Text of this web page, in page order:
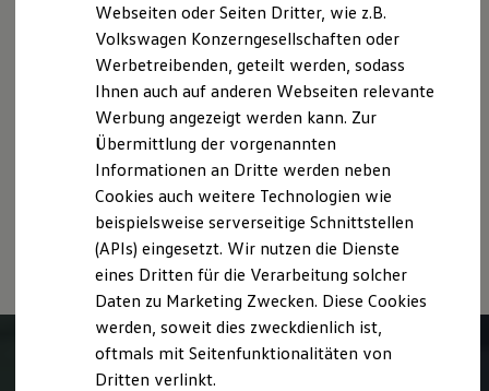
Volkswagen Kollektion
R-Kollektion
GTI Kollektion
Fußball Drop
we drive football
#wedriveproud
Besitzer und Service
myVolkswagen
Software Updates
Service und Ersatzteile
Inspektion und HU/AU
Reparaturen und Checks
Motorenöl und Flüssigkeiten
Räder und Reifen
Pannen- und Unfallhilfe
Economy Service
Volkswagen Teile
Zubehör
Modellspezifisches Zubehör
Die angegebenen Verbrauchs- und Emissionswerte beziehen
sich nicht auf ein einzelnes Fahrzeug und sind nicht Bestandteil
des Angebots, sondern dienen allein Vergleichszwecken
zwischen den verschiedenen Fahrzeugtypen.
usw.) können relevante Fahrzeugparameter, wie
Rollwiderstand und Aerodynamik verändern und neben
Witterungs- und Verkehrsbedingungen sowie dem
individuellen Fahrverhalten den Kraftstoffverbrauch, den
Stromverbrauch, die CO₂-Emissionen und die
Fahrleistungswerte eines Fahrzeugs beeinflussen.
Webseiten oder Seiten Dritter, wie z.B.
Volkswagen Konzerngesellschaften oder
Werbetreibenden, geteilt werden, sodass
Ihnen auch auf anderen Webseiten relevante
Werbung angezeigt werden kann. Zur
Übermittlung der vorgenannten
Informationen an Dritte werden neben
Cookies auch weitere Technologien wie
beispielsweise serverseitige Schnittstellen
(APIs) eingesetzt. Wir nutzen die Dienste
eines Dritten für die Verarbeitung solcher
Daten zu Marketing Zwecken. Diese Cookies
werden, soweit dies zweckdienlich ist,
oftmals mit Seitenfunktionalitäten von
Dritten verlinkt.